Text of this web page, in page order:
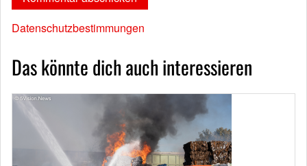
Datenschutzbestimmungen
Das könnte dich auch interessieren